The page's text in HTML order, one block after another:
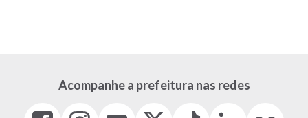
Acompanhe a prefeitura nas redes
FacebookInstagram
Tiktok
LinkedIn